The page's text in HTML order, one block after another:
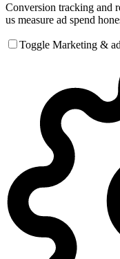
Conversion tracking and
us measure ad spend
Toggle Marketing &